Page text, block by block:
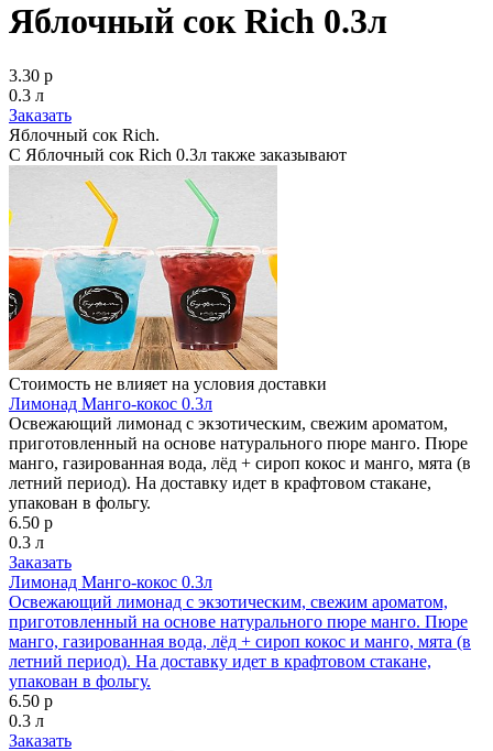
Яблочный сок Rich 0.3л
3.30 р
0.3 л
Заказать
Яблочный сок Rich.
С Яблочный сок Rich 0.3л также заказывают
Стоимость не влияет на условия доставки
Лимонад Манго-кокос 0.3л
Освежающий лимонад с экзотическим, свежим ароматом,
приготовленный на основе натурального пюре манго. Пюре
манго, газированная вода, лёд + сироп кокос и манго, мята (в
летний период). На доставку идет в крафтовом стакане,
упакован в фольгу.
6.50 р
0.3 л
Заказать
Лимонад Манго-кокос 0.3л
Освежающий лимонад с экзотическим, свежим ароматом,
приготовленный на основе натурального пюре манго. Пюре
манго, газированная вода, лёд + сироп кокос и манго, мята (в
летний период). На доставку идет в крафтовом стакане,
упакован в фольгу.
6.50 р
0.3 л
Заказать